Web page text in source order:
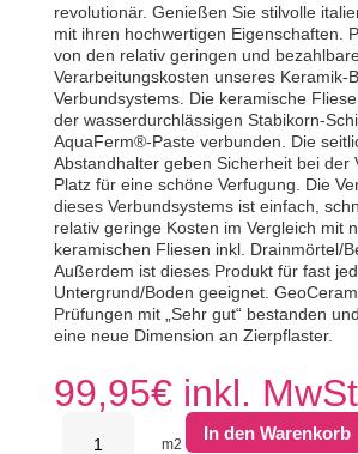
revolutionär. Genießen Sie stilvolle
mit ihren hochwertigen Eigenschaften.
von den relativ geringen und
Verarbeitungskosten unseres Keramik-
Verbundsystems. Die keramische
der wasserdurchlässigen Stabikorn-
AquaFerm®-Paste verbunden. Die
Abstandhalter geben Sicherheit bei der
Platz für eine schöne Verfugung. Die
dieses Verbundsystems ist einfach,
relativ geringe Kosten im Vergleich mit
keramischen Fliesen inkl. Drainmörtel/
Außerdem ist dieses Produkt für fast
Untergrund/Boden geeignet.
Prüfungen mit „Sehr gut“ bestanden
eine neue Dimension an Zierpflaster.
99,95€ inkl.
GeoCeramicam2
In den Warenkorb